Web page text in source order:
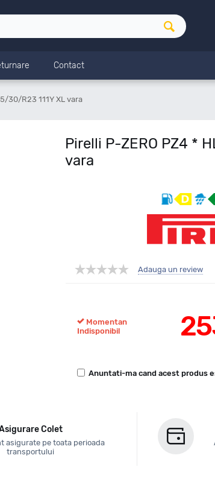
Contact
30/R23 111Y XL vara
Pirelli P-ZERO PZ4 *
vara
Adauga un review
Momentan
Indisponibil
Anuntati-ma cand acest produs
Colet
asigurate pe toata perioada
transportului